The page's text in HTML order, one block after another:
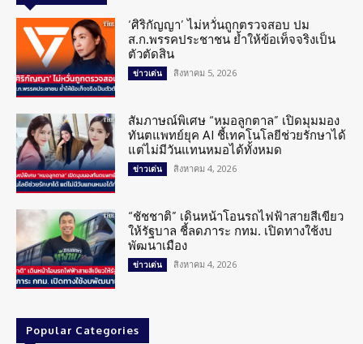
‘ศิริกัญญา’ ไม่หวั่นถูกตรวจสอบ ปม
ส.ก.พรรคประชาชน ย้ำให้ข้อเท็จจริงเป็น
ตัวตัดสิน
ข่าวเด่น สิงหาคม 5, 2026
สัมภาษณ์พิเศษ “หมอลูกตาล” เปิดมุมมอง
ทันตแพทย์ยุค AI ชี้เทคโนโลยีช่วยรักษาได้
แต่ไม่มีวันแทนหมอได้ทั้งหมด
ข่าวเด่น สิงหาคม 4, 2026
“ชัชชาติ” เดินหน้าโอนรถไฟฟ้าสายสีเขียว
ให้รัฐบาล ชี้ลดภาระ กทม. เปิดทางใช้งบ
พัฒนาเมือง
ข่าวเด่น สิงหาคม 4, 2026
Popular Categories